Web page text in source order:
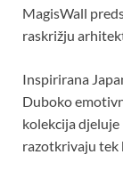
MagisWall
raskrižju
Inspirirana
Duboko
kolekcija
razotkrivaju tek